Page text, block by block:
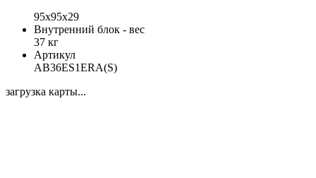
95x95х29
Внутренний блок - вес
37 кг
Артикул
AB36ES1ERA(S)
загрузка карты...